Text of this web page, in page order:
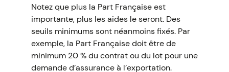
Notez que plus la Part Française est
importante, plus les aides le seront. Des
seuils minimums sont néanmoins fixés. Par
exemple, la Part Française doit être de
minimum 20 % du contrat ou du lot pour une
demande d’assurance à l’exportation.